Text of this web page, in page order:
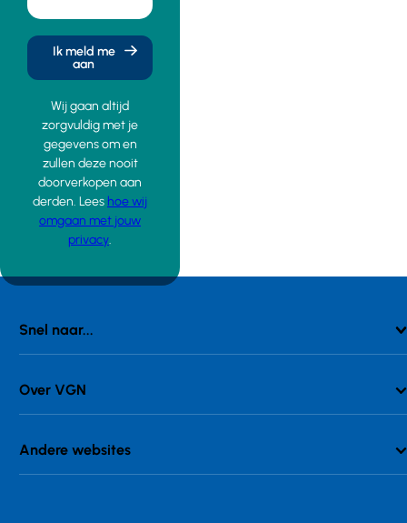
Ik meld me
aan
Wij gaan altijd
zorgvuldig met je
gegevens om en
zullen deze nooit
doorverkopen aan
derden. Lees hoe wij
omgaan met jouw
privacy.
Snel naar...
Over VGN
Andere websites